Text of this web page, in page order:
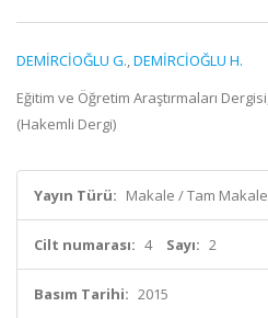
DEMİRCİOĞLU G.,DEMİRCİOĞLU H.
Eğitim ve Öğretim Araştırmaları
(Hakemli Dergi)
Yayın Türü: Makale / Tam Makale
Cilt numarası: 4 Sayı: 2
Basım Tarihi: 2015